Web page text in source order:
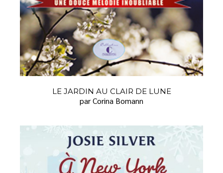
LE JARDIN AU CLAIR DE LUNE
par Corina Bomann